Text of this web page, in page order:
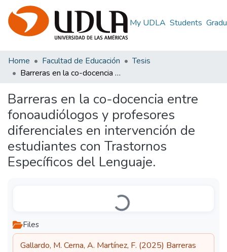
My UDLA Students
Home Facultad de Educación
Tesis
Barreras en la co-docencia entre fonoaudiólogos y profesores diferenciales en intervención de estudiantes con Trastornos Específicos del Lenguaje.
Barreras en la co-docencia entre
fonoaudiólogos y profesores
diferenciales en intervención de
estudiantes con Trastornos
Específicos del Lenguaje.
Loading...
Files
Gallardo, M. Cerna, A. Martínez, F. (2025) Barreras